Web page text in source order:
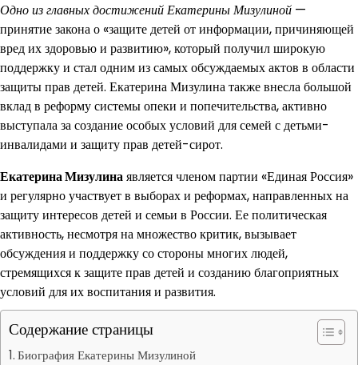
Одно из главных достижений Екатерины Мизулиной —
принятие закона о «защите детей от информации, причиняющей
вред их здоровью и развитию», который получил широкую
поддержку и стал одним из самых обсуждаемых актов в области
защиты прав детей. Екатерина Мизулина также внесла большой
вклад в реформу системы опеки и попечительства, активно
выступала за создание особых условий для семей с детьми-
инвалидами и защиту прав детей-сирот.
Екатерина Мизулинаявляется членом партии «Единая Россия»
и регулярно участвует в выборах и реформах, направленных на
защиту интересов детей и семьи в России. Ее политическая
активность, несмотря на множество критик, вызывает
обсуждения и поддержку со стороны многих людей,
стремящихся к защите прав детей и созданию благоприятных
условий для их воспитания и развития.
Содержание страницы
Биография Екатерины Мизулиной